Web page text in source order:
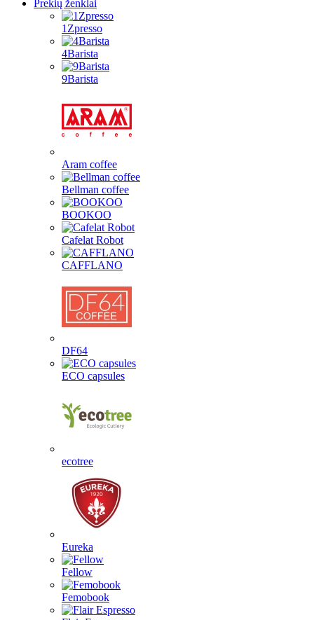
Prekių ženklai
1Zpresso
4Barista
9Barista
Aram coffee
Bellman coffee
BOOKOO
Cafelat Robot
CAFFLANO
DF64
ECO capsules
ecotree
Eureka
Fellow
Femobook